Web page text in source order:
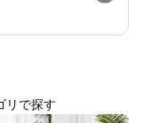
リで探す